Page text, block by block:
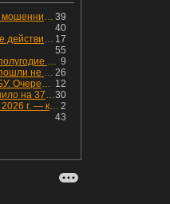
39
Летнее обострение. Как мошенники пытаются подсунуть кнопку "БАБЛО" девушкам
40
17
Мой портфль: последние действия и текущая структура. Краткий комментарий по всем позициям
55
9
НОВАТЭК: Отчет за 1-е полугодие 2026 - прибыль продолжает падать, но лучшее впереди, если не прилетит
26
Дивиденды пришли, но пошли не туда
12
ФСК-Россети. Отчет РСБУ. Очередная допка - бомбовые новости в эфире
30
Как золото меня накуканило на 370к за ночь
2
Яндекс отчитался за I п. 2026 г. — компания увеличила инвестиции и долг. Buyback начал работать, продали Авто.Ру.
43